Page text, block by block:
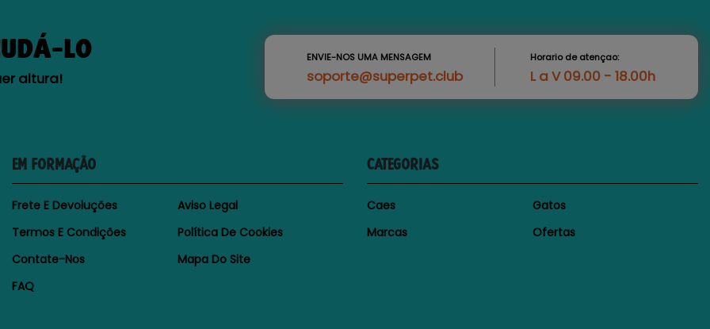
LO
altura!
ENVIE-NOS UMA MENSAGEM
soporte@superpet.club
Horario de atençao:
L a V 09.00 - 18.00h
EM FORMAÇÃO
Frete E Devoluções
Aviso Legal
Termos E Condições
Política De Cookies
Contate-Nos
Mapa Do Site
FAQ
CATEGORIAS
Caes
Gatos
Marcas
Ofertas